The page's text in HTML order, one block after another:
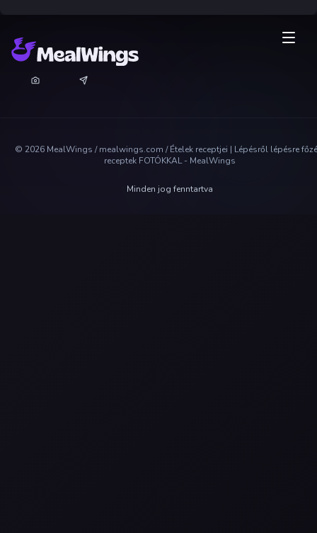
© 2026 MealWings / mealwings.com /Ételek receptjei | Lépésről lépésre
receptek FOTÓKKAL - MealWings
Minden jog fenntartva